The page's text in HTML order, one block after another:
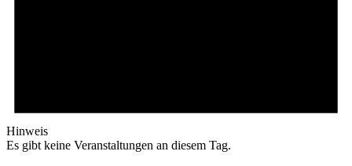
Hinweis
Es gibt keine Veranstaltungen an diesem Tag.